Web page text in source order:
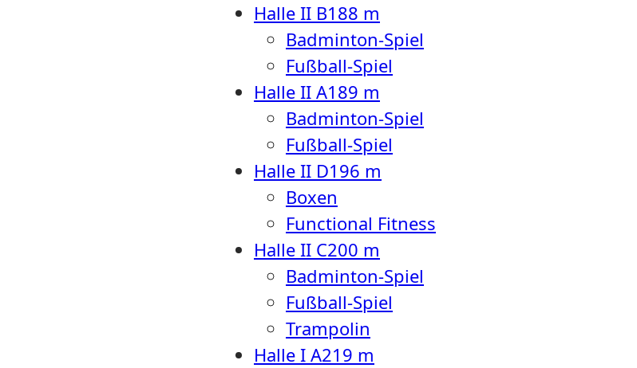
Halle II B188 m
Badminton-Spiel
Fußball-Spiel
Halle II A189 m
Badminton-Spiel
Fußball-Spiel
Halle II D196 m
Boxen
Functional Fitness
Halle II C200 m
Badminton-Spiel
Fußball-Spiel
Trampolin
Halle I A219 m